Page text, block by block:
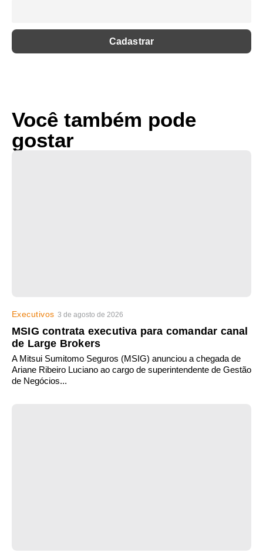
Você também pode
gostar
Executivos 3 de agosto de 2026
MSIG contrata executiva para comandar canal
de Large Brokers
A Mitsui Sumitomo Seguros (MSIG) anunciou a chegada de
Ariane Ribeiro Luciano ao cargo de superintendente de Gestão
de Negócios...